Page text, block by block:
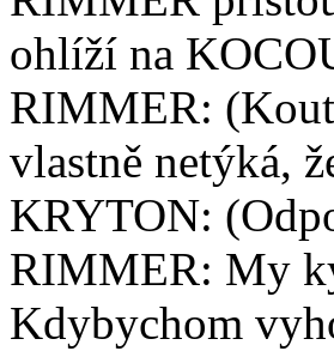
ohlíží na
RIMMER:
vlastně netýká,
KRYTON:
RIMMER: My
Kdybychom